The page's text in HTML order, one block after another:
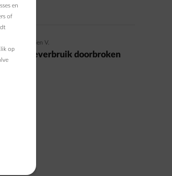
Sébastien V.
energieverbruik doorbroken
en
of
op